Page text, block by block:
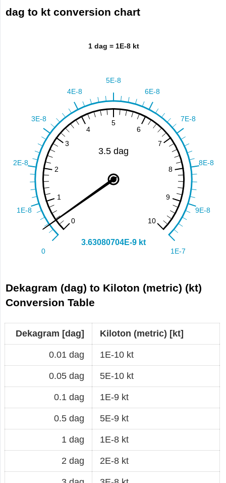
dag to kt conversion chart
Dekagram (dag) to Kiloton (metric) (kt)
Conversion Table
Dekagram [dag] Kiloton (metric) [kt]
0.01 dag 1E-10 kt
0.05 dag 5E-10 kt
0.1 dag 1E-9 kt
0.5 dag 5E-9 kt
1 dag 1E-8 kt
2 dag 2E-8 kt